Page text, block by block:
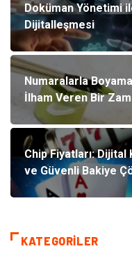
Doküman Yönetimi
Dijitalleşmesi
Numaralarla
İlham Veren Bir
Chip Fiyatları:
ve Güvenli Bakiye
KATEGORILER